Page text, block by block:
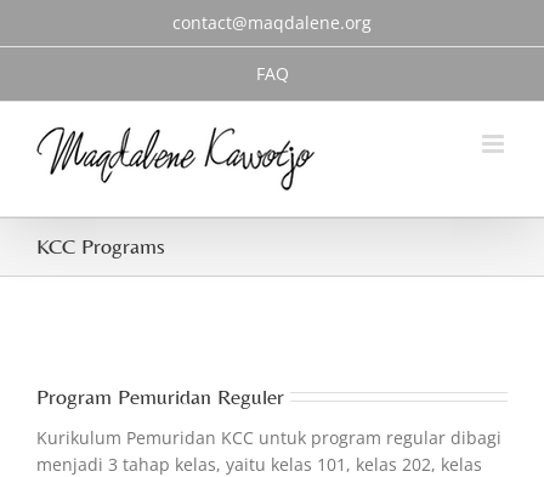
contact@maqdalene.org
FAQ
KCC Programs
Program Pemuridan Reguler
Kurikulum Pemuridan KCC untuk program regular dibagi
menjadi 3 tahap kelas, yaitu kelas 101, kelas 202, kelas